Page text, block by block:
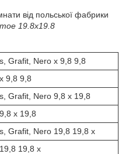
від польської фабрики
19.8x19.8
Grafit, Nero x 9,8 9,8
9,8 9,8
Grafit, Nero 9,8 x 19,8
x 19,8
Grafit, Nero 19,8 19,8 x
19,8 x